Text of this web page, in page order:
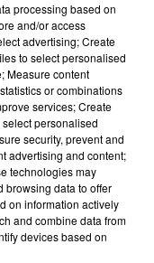
DE JEU QUIZ
processing based on
and/or access
advertising; Create
to select personalised
Measure content
or combinations
services; Create
personalised
security, prevent and
advertising and content;
technologies may
browsing data to offer
on information actively
and combine data from
devices based on